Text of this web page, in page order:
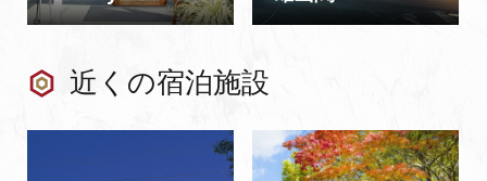
近くの宿泊施設